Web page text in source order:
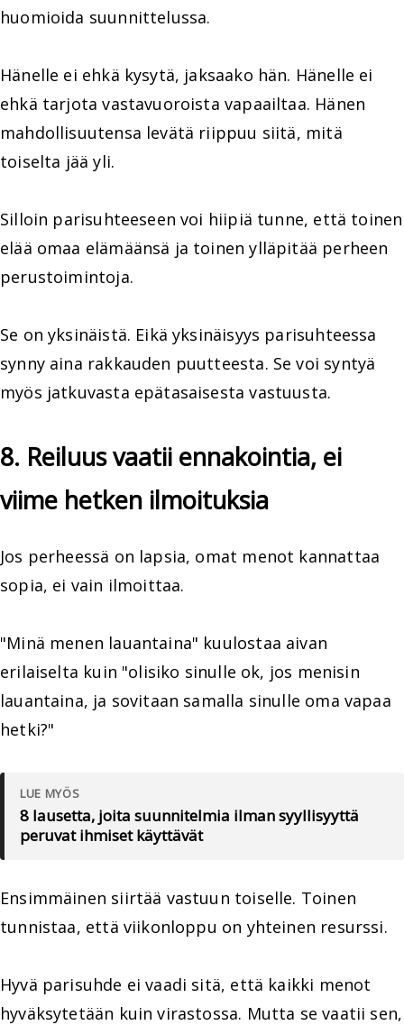
huomioida suunnittelussa.
Hänelle ei ehkä kysytä, jaksaako hän. Hänelle ei
ehkä tarjota vastavuoroista vapaailtaa. Hänen
mahdollisuutensa levätä riippuu siitä, mitä
toiselta jää yli.
Silloin parisuhteeseen voi hiipiä tunne, että toinen
elää omaa elämäänsä ja toinen ylläpitää perheen
perustoimintoja.
Se on yksinäistä. Eikä yksinäisyys parisuhteessa
synny aina rakkauden puutteesta. Se voi syntyä
myös jatkuvasta epätasaisesta vastuusta.
8. Reiluus vaatii ennakointia, ei
viime hetken ilmoituksia
Jos perheessä on lapsia, omat menot kannattaa
sopia, ei vain ilmoittaa.
"Minä menen lauantaina" kuulostaa aivan
erilaiselta kuin "olisiko sinulle ok, jos menisin
lauantaina, ja sovitaan samalla sinulle oma vapaa
hetki?"
LUE MYÖS
8 lausetta, joita suunnitelmia ilman syyllisyyttä
peruvat ihmiset käyttävät
Ensimmäinen siirtää vastuun toiselle. Toinen
tunnistaa, että viikonloppu on yhteinen resurssi.
Hyvä parisuhde ei vaadi sitä, että kaikki menot
hyväksytetään kuin virastossa. Mutta se vaatii sen,